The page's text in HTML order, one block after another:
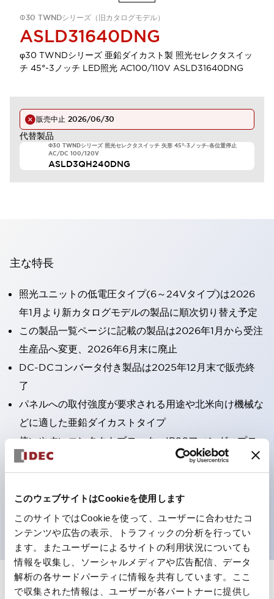
このウェブサイトはCookieを使用します
このサイトではCookieを使って、ユーザーに合わせたコ
ンテンツや広告の表示、トラフィックの分析を行ってい
ます。またユーザーによるサイトの利用状況についても
情報を収集し、ソーシャルメディアや広告配信、データ
解析の各サードパーティに情報を共有しています。ここ
で収集された情報は、ユーザーが各パートナーに提供し
Φ30 TWNDシリーズ（旧カタログモデル）
ASLD31640DNG
φ30 TWNDシリーズ 亜鉛ダイカスト製 照光セレクタスイッ
チ 45°-3ノッチ LED照光 AC100/110V ASLD31640DNG
販売中止 2026/06/30
代替製品
Φ30 TWNDシリーズ 照光セレクタスイッチ 矢形 45°-3ノッチ-各位置停止
AC/DC 100/120V
ASLD3QH240DNG
主な特長
照光ユニットの低電圧タイプ(6～24Vタイプ)は2026
年1月より新カタログモデルの製品に順次切り替え予定
この製品一覧ページに記載の製品は2026年1月から受注
生産品へ変更、2026年6月末に廃止
DC-DCコンバータ付き製品は2025年12月末で販売終
了
パネルへの取付強度が要求される用途や北米向け機械な
どに適した亜鉛ダイカストタイプ
使いやすいコンタクトブロック：IP20フィンガープロ
テクション構造、簡単取付け／取外し、ねじ脱落防止、
保護構造は防噴流IP65（IEC 60529）
UL、CSA、TÜV、CCC認証品。
仕様 すべて展開